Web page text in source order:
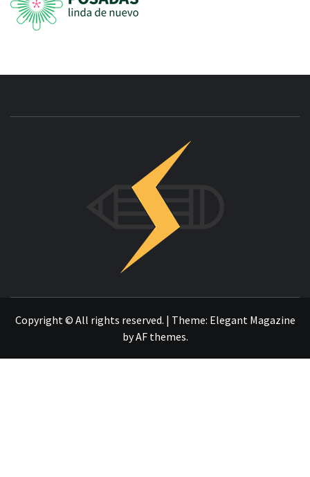
Copyright © All rights reserved. | Theme: Elegant Magazine
byAF themes.